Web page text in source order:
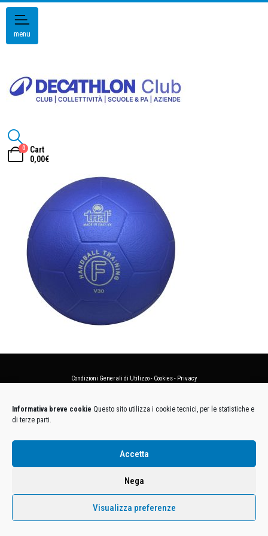
Informativa breve cookie Questo sito utilizza i cookie tecnici, per le statistiche e
di terze parti.
Accetta
Nega
Visualizza preferenze
menu
0
Cart
0,00€
Condizioni Generali di Utilizzo- Cookies- Privacy
Euro 12.500.000 i.v. - C.F. e Iscr. Reg. Imp. Monza e Brianza 02137480964 - R.E.A. MB-1370021 -
P.IVA. 11005760159 - Direzione e coordinamento art. 2497 C.C. DECATHLON SA, Villeneuve